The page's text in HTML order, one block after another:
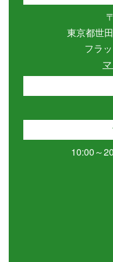
東京都世
フラ
10:00～